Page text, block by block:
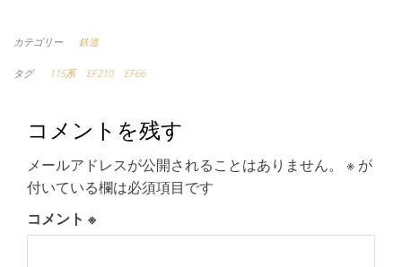
カテゴリー 鉄道
タグ 115系 EF210 EF66
コメントを残す
メールアドレスが公開されることはありません。 ※が
付いている欄は必須項目です
コメント ※